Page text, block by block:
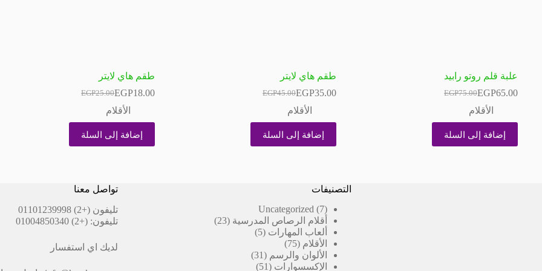
علبة قلم روتو رابيد
EGP75.00
السعر
الأصلي
هو:
EGP75.00.
EGP65.00
السعر
الحالي
هو:
EGP65.00.
الأقلام
إضافة إلى السلة
طقم هاي لايتر
EGP45.00
السعر
الأصلي
هو:
EGP45.00.
EGP35.00
السعر
الحالي
هو:
EGP35.00.
الأقلام
إضافة إلى السلة
طقم هاي لايتر
EGP25.00
السعر
الأصلي
هو:
EGP25.00.
EGP18.00
السعر
الحالي
هو:
EGP18.00.
الأقلام
إضافة إلى السلة
التصنيفات
Uncategorized
7
7
منتجات
أقلام الرصاص المدرسية 23
23
ألعاب المهارات 5
5
الأقلام 75
75
منتج
الألوان والرسم 31
31
الإكسسوارات 51
51
تواصل معنا
تليفون (+2) 01101239998
تليفون: (+2) 01004850340
لديك اي استفسار